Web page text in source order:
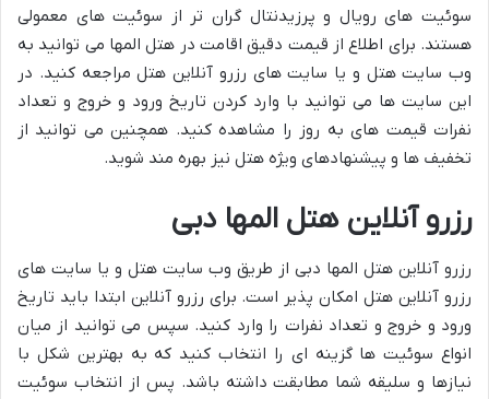
سوئیت های رویال و پرزیدنتال گران تر از سوئیت های معمولی
هستند. برای اطلاع از قیمت دقیق اقامت در هتل المها می توانید به
وب سایت هتل و یا سایت های رزرو آنلاین هتل مراجعه کنید. در
این سایت ها می توانید با وارد کردن تاریخ ورود و خروج و تعداد
نفرات قیمت های به روز را مشاهده کنید. همچنین می توانید از
تخفیف ها و پیشنهادهای ویژه هتل نیز بهره مند شوید.
رزرو آنلاین هتل المها دبی
رزرو آنلاین هتل المها دبی از طریق وب سایت هتل و یا سایت های
رزرو آنلاین هتل امکان پذیر است. برای رزرو آنلاین ابتدا باید تاریخ
ورود و خروج و تعداد نفرات را وارد کنید. سپس می توانید از میان
انواع سوئیت ها گزینه ای را انتخاب کنید که به بهترین شکل با
نیازها و سلیقه شما مطابقت داشته باشد. پس از انتخاب سوئیت